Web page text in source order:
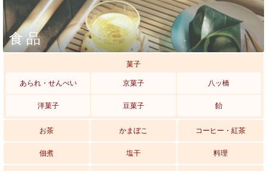
食品
菓子
あられ・せんべい 京菓子 八ッ橋
洋菓子 豆菓子 飴
お茶 かまぼこ コーヒー・紅茶
佃煮 塩干 料理